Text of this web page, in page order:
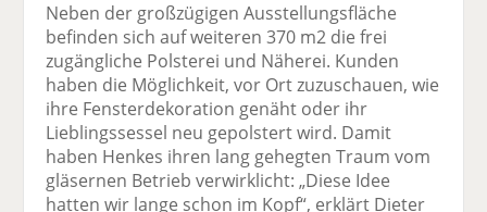
Neben der großzügigen Ausstellungsfläche
befinden sich auf weiteren 370 m2 die frei
zugängliche Polsterei und Näherei. Kunden
haben die Möglichkeit, vor Ort zuzuschauen, wie
ihre Fensterdekoration genäht oder ihr
Lieblings­sessel neu gepolstert wird. Damit
haben Henkes ihren lang gehegten Traum vom
gläsernen Betrieb verwirklicht: „Diese Idee
hatten wir lange schon im Kopf“, erklärt Dieter